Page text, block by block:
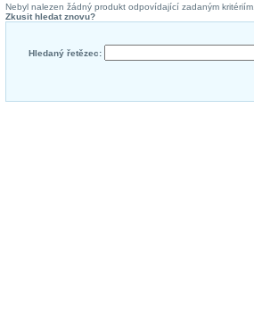
Nebyl nalezen žádný produkt odpovídající zadaným kritériím.
Zkusit hledat znovu?
Hledaný řetězec: